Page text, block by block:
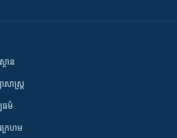
ថាន
ាសាស្រ្ត
ធម៌
រក្រហម